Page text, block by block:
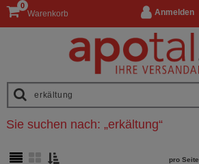
Anmelden
Warenkorb
0
Sie suchen nach: „erkältung“
pro Seite